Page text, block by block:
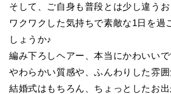
そして、ご自身も普段とは少し違うお
ワクワクした気持ちで素敵な1日を過
しょうか♪
編み下ろしヘアー、本当にかわいいで
やわらかい質感や、ふんわりした雰
結婚式はもちろん、ちょっとしたお